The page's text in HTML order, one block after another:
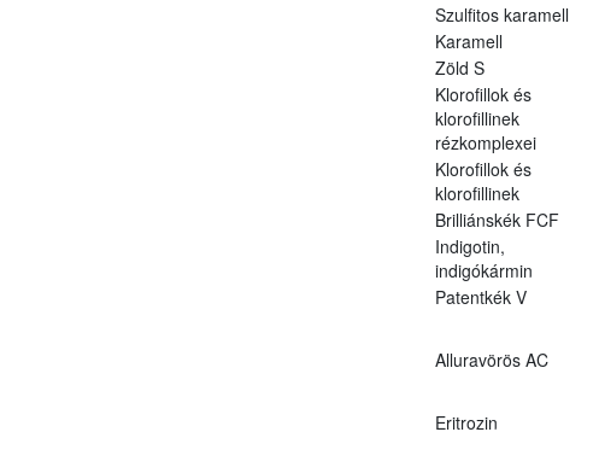
Szulfitos karamell
Karamell
Zöld S
Klorofillok és
klorofillinek
rézkomplexei
Klorofillok és
klorofillinek
Brilliánskék FCF
Indigotin,
indigókármin
Patentkék V
Alluravörös AC
Eritrozin